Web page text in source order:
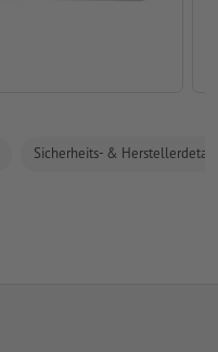
Sicherheits- &